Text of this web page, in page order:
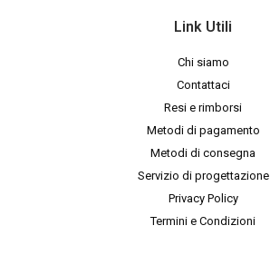
Link Utili
Chi siamo
Contattaci
Resi e rimborsi
Metodi di pagamento
Metodi di consegna
Servizio di progettazione
Privacy Policy
Termini e Condizioni